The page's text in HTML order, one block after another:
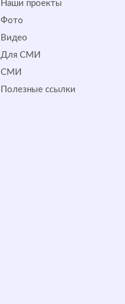
Наши проекты
Фото
Видео
Для СМИ
СМИ
Полезные ссылки